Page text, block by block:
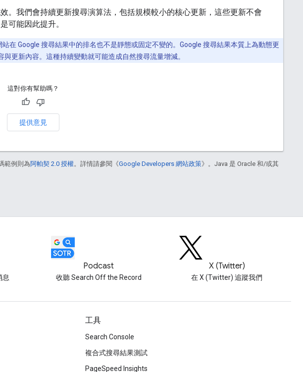
。我們會持續更新搜尋演算法，包括規模較小的核心更新，這些更新不會
可能因此提升。
在 Google 搜尋結果中的排名也不是靜態或固定不變的。Google 搜尋結果本質上為動態更
更新內容。這種持續變動就可能造成自然搜尋流量增減。
這對你有幫助嗎？
提供意見
範例則為阿帕契 2.0 授權。詳情請參閱《Google Developers 網站政策》。Java 是 Oracle 和/或其
息
Podcast
收聽 Search Off the Record
X (Twitter)
在 X (Twitter) 追蹤我們
工具
Search Console
複合式搜尋結果測試
PageSpeed Insights